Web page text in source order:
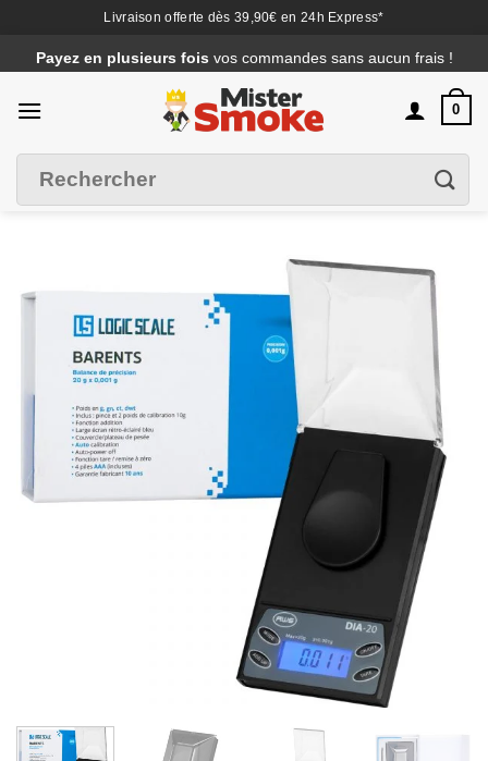
Livraison offerte dès 39,90€ en 24h Express*
au
contenu
Payez en plusieurs fois vos commandes sans aucun frais !
0
pour :